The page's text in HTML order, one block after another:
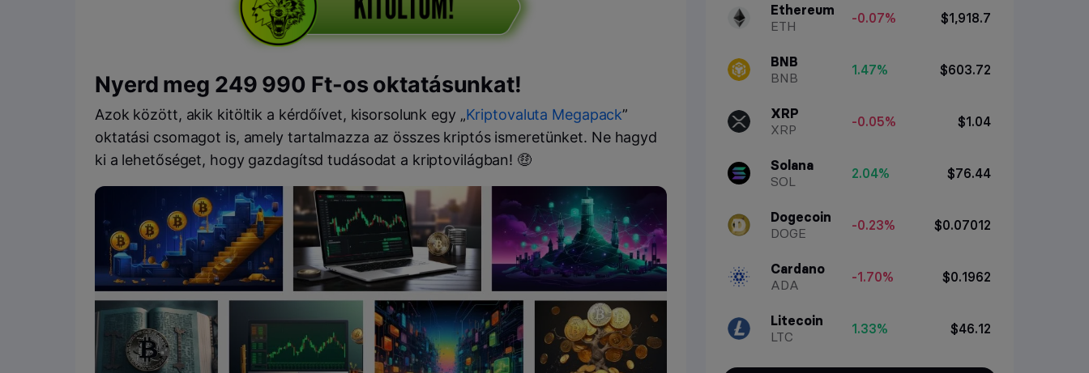
Nyerd meg 249 990 Ft-os oktatásunkat!
Azok között, akik kitöltik a kérdőívet, kisorsolunk egy „Kriptovaluta Megapack”
oktatási csomagot is, amely tartalmazza az összes kriptós ismeretünket. Ne hagyd
ki a lehetőséget, hogy gazdagítsd tudásodat a kriptovilágban! 🤑
Ethereum
ETH
-0.07% $1,918.7
BNB
BNB
1.47% $603.72
XRP
XRP
-0.05% $1.04
Solana
SOL
2.04% $76.44
Dogecoin
DOGE
-0.23% $0.07012
Cardano
ADA
-1.70% $0.1962
Litecoin
LTC
1.33% $46.12